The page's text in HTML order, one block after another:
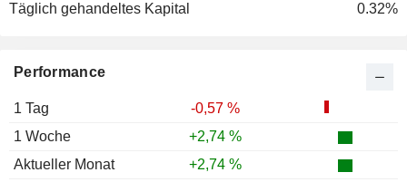
Performance
1 Tag
-0,57 %
1 Woche
+2,74 %
Aktueller Monat
+2,74 %
Täglich gehandeltes Kapital
0.32%